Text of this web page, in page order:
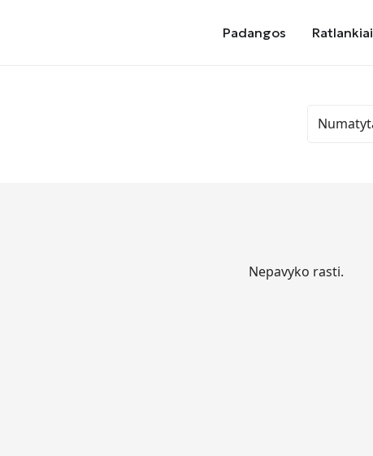
Padangos Ratlankiai
Nepavyko rasti.